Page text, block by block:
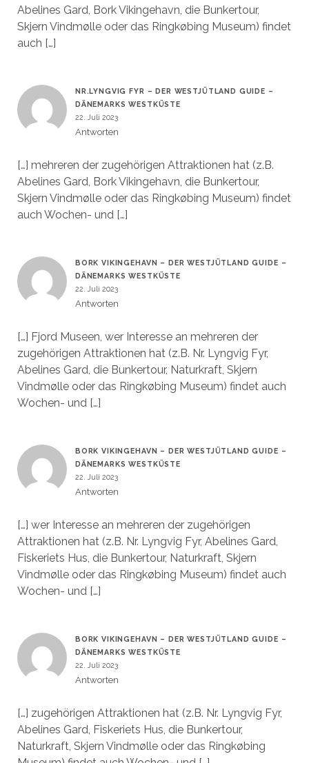
Abelines Gard, Bork Vikingehavn, die Bunkertour,
Skjern Vindmølle oder das Ringkøbing Museum) findet
auch […]
NR.LYNGVIG FYR – DER WESTJÜTLAND GUIDE –
DÄNEMARKS WESTKÜSTE
22. Juli 2023
Antworten
[…] mehreren der zugehörigen Attraktionen hat (z.B.
Abelines Gard, Bork Vikingehavn, die Bunkertour,
Skjern Vindmølle oder das Ringkøbing Museum) findet
auch Wochen- und […]
BORK VIKINGEHAVN – DER WESTJÜTLAND GUIDE –
DÄNEMARKS WESTKÜSTE
22. Juli 2023
Antworten
[…] Fjord Museen, wer Interesse an mehreren der
zugehörigen Attraktionen hat (z.B. Nr. Lyngvig Fyr,
Abelines Gard, die Bunkertour, Naturkraft, Skjern
Vindmølle oder das Ringkøbing Museum) findet auch
Wochen- und […]
BORK VIKINGEHAVN – DER WESTJÜTLAND GUIDE –
DÄNEMARKS WESTKÜSTE
22. Juli 2023
Antworten
[…] wer Interesse an mehreren der zugehörigen
Attraktionen hat (z.B. Nr. Lyngvig Fyr, Abelines Gard,
Fiskeriets Hus, die Bunkertour, Naturkraft, Skjern
Vindmølle oder das Ringkøbing Museum) findet auch
Wochen- und […]
BORK VIKINGEHAVN – DER WESTJÜTLAND GUIDE –
DÄNEMARKS WESTKÜSTE
22. Juli 2023
Antworten
[…] zugehörigen Attraktionen hat (z.B. Nr. Lyngvig Fyr,
Abelines Gard, Fiskeriets Hus, die Bunkertour,
Naturkraft, Skjern Vindmølle oder das Ringkøbing